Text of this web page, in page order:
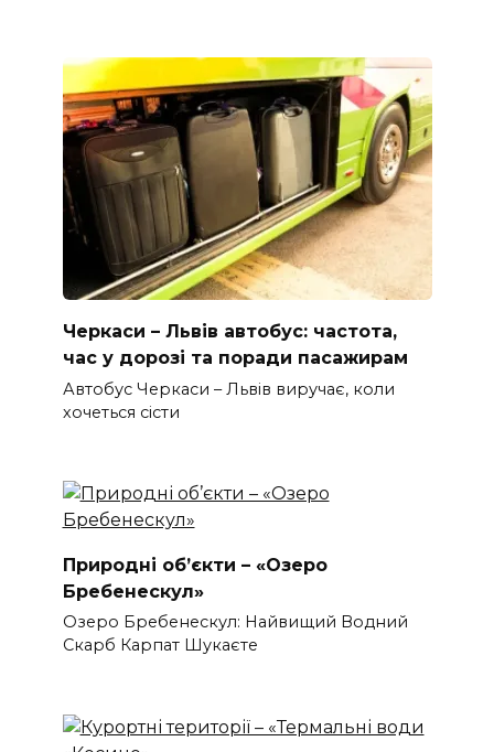
Черкаси – Львів автобус: частота,
час у дорозі та поради пасажирам
Автобус Черкаси – Львів виручає, коли
хочеться сісти
Природні об’єкти – «Озеро
Бребенескул»
Озеро Бребенескул: Найвищий Водний
Скарб Карпат Шукаєте